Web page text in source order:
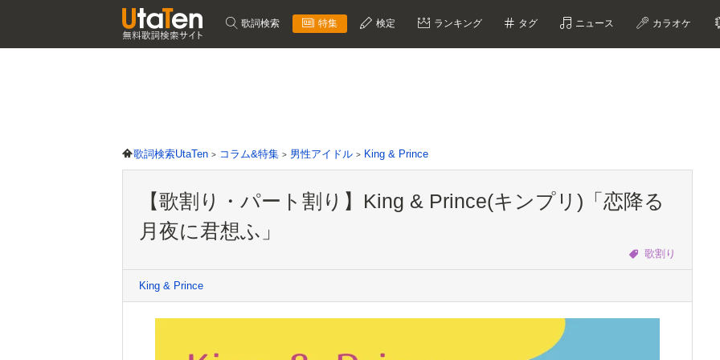
歌詞検索 特集 検定 ランキング タグ ニュース カラオケ
歌詞検索UtaTen コラム&特集 男性アイドル King & Prince
【歌割り・パート割り】King & Prince(キンプリ)「恋降る
月夜に君想ふ」
歌割り
King & Prince